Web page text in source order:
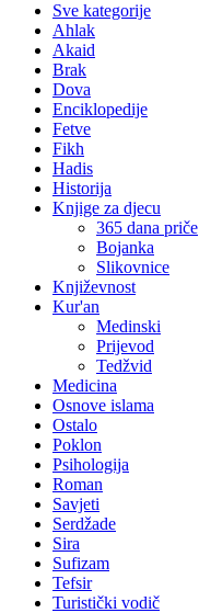
Sve kategorije
Ahlak
Akaid
Brak
Dova
Enciklopedije
Fetve
Fikh
Hadis
Historija
Knjige za djecu
365 dana priče
Bojanka
Slikovnice
Književnost
Kur'an
Medinski
Prijevod
Tedžvid
Medicina
Osnove islama
Ostalo
Poklon
Psihologija
Roman
Savjeti
Serdžade
Sira
Sufizam
Tefsir
Turistički vodič